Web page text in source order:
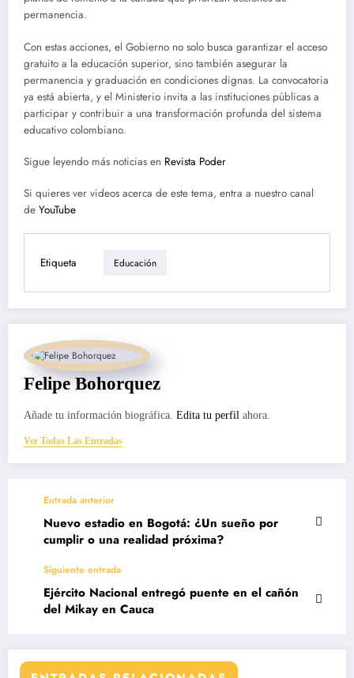
permanencia.
Con estas acciones, el Gobierno no solo busca garantizar el acceso
gratuito a la educación superior, sino también asegurar la
permanencia y graduación en condiciones dignas. La convocatoria
ya está abierta, y el Ministerio invita a las instituciones públicas a
participar y contribuir a una transformación profunda del sistema
educativo colombiano.
Sigue leyendo más noticias en Revista Poder
Si quieres ver videos acerca de este tema, entra a nuestro canal
de YouTube
Etiqueta Educación
Felipe Bohorquez
Añade tu información biográfica. Edita tu perfil ahora.
Ver Todas Las Entradas
Entrada anterior
Nuevo estadio en Bogotá: ¿Un sueño por
cumplir o una realidad próxima?
Siguiente entrada
Ejército Nacional entregó puente en el cañón
del Mikay en Cauca